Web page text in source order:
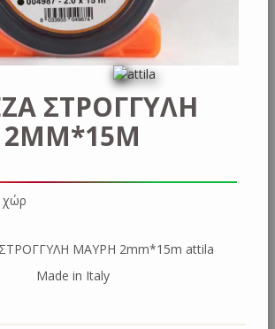
ΣΤΡΟΓΓΥΛΗ
ΜΑΥΡΗ 2mm*15m attila
Made in Italy